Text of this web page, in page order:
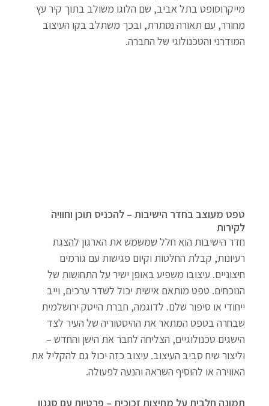
מייקרוסופט בתל אביב, שם הלוגו משולב בתוך קיר עץ
מחורר, עם תאורה נסתרת, ובכך משתלב בקו העיצוב
המודרני והטכנולוגי של החברה.
טפט מעוצב בחדר הישיבות – להכניס תוכן וחוויה
לקירות
חדר הישיבות הוא חלל שמשמש את הארגון להצגת
רעיונות, קבלת החלטות וקיום פגישות עם גורמים
חיצוניים. עיצובו משפיע באופן ישיר על התחושות של
הנוכחים. טפט מותאם אישית יכול לשדר ערכים, וייב
ייחודי או סיפור שלם. לדוגמה, חברת הייטק ירושלמית
שבחרה בטפט המתאר את ההיסטוריה של העיר לצד
הישגים טכנולוגיים, הצליחה לחבר את הישן והחדש –
וליצור שיח סביב העיצוב. עיצוב כזה יכול גם להקליל את
האווירה או להוסיף השראה והנעה לפעולה.
תמונה חלבית על מחיצות זכוכית – פרטיות עם סגנון